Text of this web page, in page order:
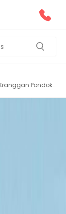
Pondok